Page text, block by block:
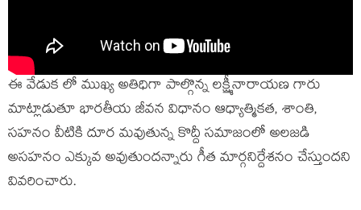
ఈ వేడుక లో ముఖ్య అతిధిగా పాల్గొన్న లక్ష్మీనారాయణ గారు
మాట్లాడుతూ భారతీయ జీవన విధానం ఆధ్యాత్మికత, శాంతి,
సహనం వీటికి దూర మవుతున్న కొద్దీ సమాజంలో అలజడి
అసహనం ఎక్కువ అవుతుందన్నారు గీత మార్గనిర్దేశనం చేస్తుందని
వివరించారు.